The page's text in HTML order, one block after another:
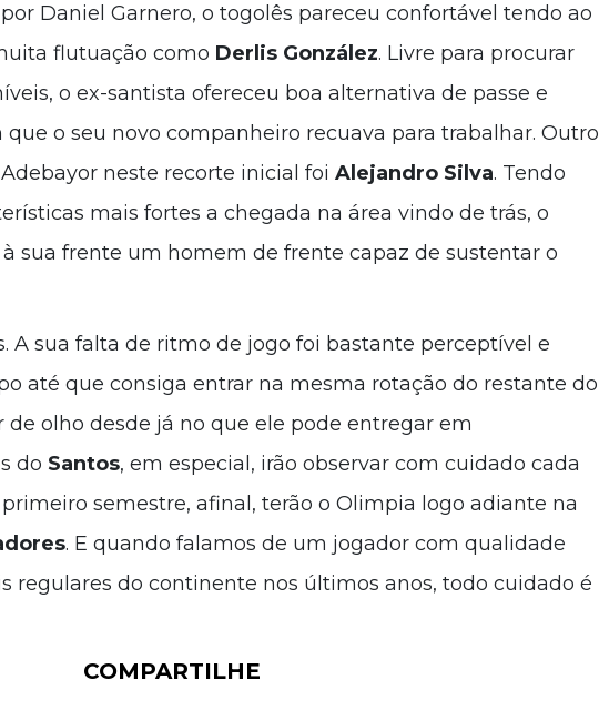
Daniel Garnero, o togolês pareceu confortável tendo ao
flutuação como Derlis González. Livre para procurar
o ex-santista ofereceu boa alternativa de passe e
o seu novo companheiro recuava para trabalhar. Outro
neste recorte inicial foi Alejandro Silva. Tendo
mais fortes a chegada na área vindo de trás, o
sua frente um homem de frente capaz de sustentar o
A sua falta de ritmo de jogo foi bastante perceptível e
até que consiga entrar na mesma rotação do restante do
de olho desde já no que ele pode entregar em
do Santos, em especial, irão observar com cuidado cada
semestre, afinal, terão o Olimpia logo adiante na
. E quando falamos de um jogador com qualidade
regulares do continente nos últimos anos, todo cuidado é
COMPARTILHE